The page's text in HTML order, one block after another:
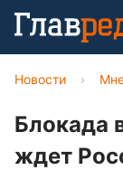
Новости ›
Блокада
ждет